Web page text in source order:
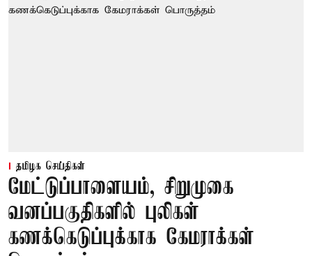
தமிழக செய்திகள்
மேட்டுப்பாளையம், சிறுமுகை
வனப்பகுதிகளில் புலிகள்
கணக்கெடுப்புக்காக கேமராக்கள்